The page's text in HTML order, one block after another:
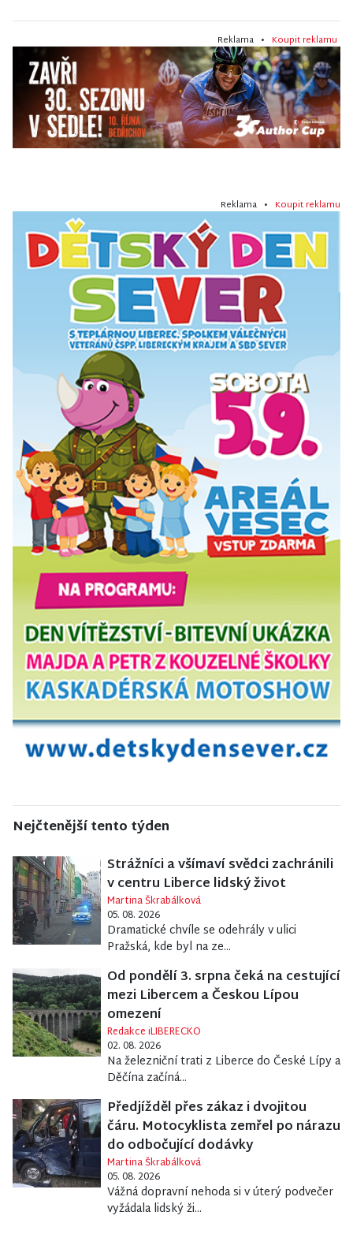
Reklama • Koupit reklamu
Reklama • Koupit reklamu
Nejčtenější tento týden
Strážníci a všímaví svědci zachránili
v centru Liberce lidský život
Martina Škrabálková
05. 08. 2026
Dramatické chvíle se odehrály v ulici
Pražská, kde byl na ze...
Od pondělí 3. srpna čeká na cestující
mezi Libercem a Českou Lípou
omezení
Redakce iLIBERECKO
02. 08. 2026
Na železniční trati z Liberce do České Lípy a
Děčína začíná...
Předjížděl přes zákaz i dvojitou
čáru. Motocyklista zemřel po nárazu
do odbočující dodávky
Martina Škrabálková
05. 08. 2026
Vážná dopravní nehoda si v úterý podvečer
vyžádala lidský ži...